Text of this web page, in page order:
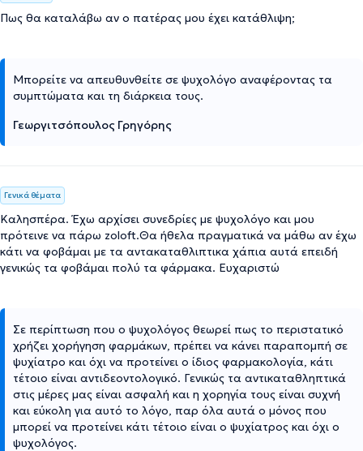
Πως θα καταλάβω αν ο πατέρας μου έχει κατάθλιψη;
Μπορείτε να απευθυνθείτε σε ψυχολόγο αναφέροντας τα
συμπτώματα και τη διάρκεια τους.
Γεωργιτσόπουλος Γρηγόρης
Γενικά θέματα
Καλησπέρα. Έχω αρχίσει συνεδρίες με ψυχολόγο και μου
πρότεινε να πάρω zoloft.Θα ήθελα πραγματικά να μάθω αν έχω
κάτι να φοβάμαι με τα αντακαταθλιπτικα χάπια αυτά επειδή
γενικώς τα φοβάμαι πολύ τα φάρμακα. Ευχαριστώ
Σε περίπτωση που ο ψυχολόγος θεωρεί πως το περιστατικό
χρήζει χορήγηση φαρμάκων, πρέπει να κάνει παραπομπή σε
ψυχίατρο και όχι να προτείνει ο ίδιος φαρμακολογία, κάτι
τέτοιο είναι αντιδεοντολογικό. Γενικώς τα αντικαταθληπτικά
στις μέρες μας είναι ασφαλή και η χορηγία τους είναι συχνή
και εύκολη για αυτό το λόγο, παρ όλα αυτά ο μόνος που
μπορεί να προτείνει κάτι τέτοιο είναι ο ψυχίατρος και όχι ο
ψυχολόγος.